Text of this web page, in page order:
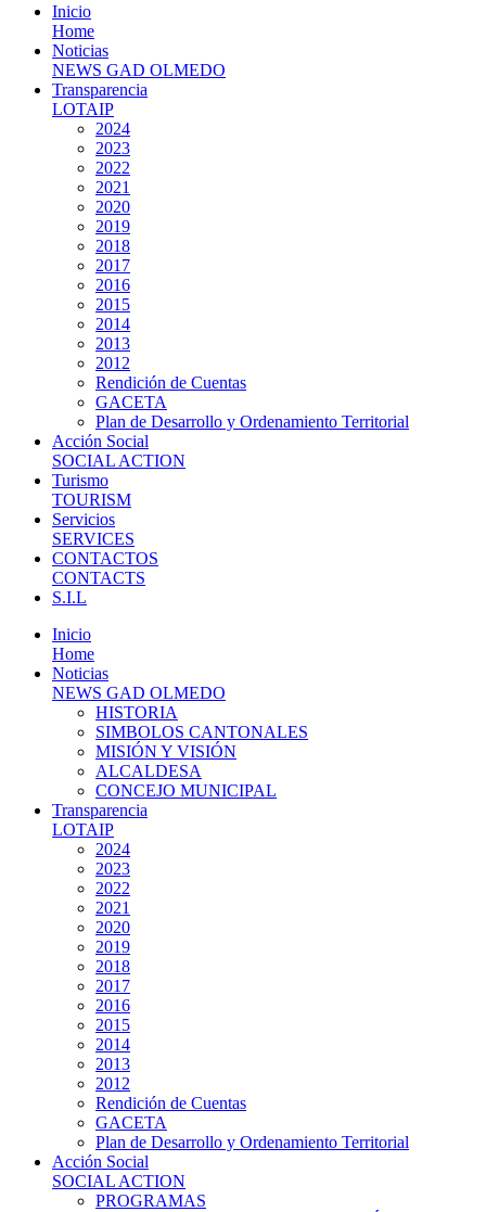
Inicio
Home
Noticias
NEWS GAD OLMEDO
Transparencia
LOTAIP
2024
2023
2022
2021
2020
2019
2018
2017
2016
2015
2014
2013
2012
Rendición de Cuentas
GACETA
Plan de Desarrollo y Ordenamiento Territorial
Acción Social
SOCIAL ACTION
Turismo
TOURISM
Servicios
SERVICES
CONTACTOS
CONTACTS
S.I.L
Inicio
Home
Noticias
NEWS GAD OLMEDO
HISTORIA
SIMBOLOS CANTONALES
MISIÓN Y VISIÓN
ALCALDESA
CONCEJO MUNICIPAL
Transparencia
LOTAIP
2024
2023
2022
2021
2020
2019
2018
2017
2016
2015
2014
2013
2012
Rendición de Cuentas
GACETA
Plan de Desarrollo y Ordenamiento Territorial
Acción Social
SOCIAL ACTION
PROGRAMAS